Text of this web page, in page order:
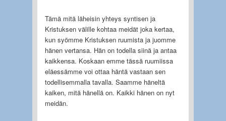
Tämä mitä läheisin yhteys syntisen ja
Kristuksen välille kohtaa meidät joka kertaa,
kun syömme Kristuksen ruumista ja juomme
hänen vertansa. Hän on todella siinä ja antaa
kaikkensa. Koskaan emme tässä ruumiissa
eläessämme voi ottaa häntä vastaan sen
todellisemmalla tavalla. Saamme häneltä
kaiken, mitä hänellä on. Kaikki hänen on nyt
meidän.